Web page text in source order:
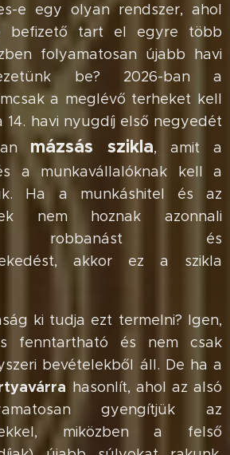
e egy olyan rendszer, ahol
befizető tart el egyre több
folyamatosan újabb havi
be? 2026-ban a
a meglévő terheket kell
14. havi nyugdíj első negyedét
mázsás szikla, amit a
a munkavállalóknak kell a
Ha a munkáshitel és az
nem hoznak azonnali
robbanást és
akkor ez a szikla
ki tudja ezt termelni? Igen,
fenntartható és nem csak
bevételekből áll. De ha a
hasonlít, ahol az alsó
gyengítjük az
miközben a felső